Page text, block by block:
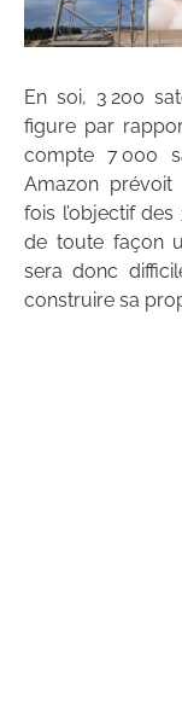
En soi, 3 200
figure par
compte 7 000
Amazon prévoit
fois l’objectif
de toute façon
sera donc
construire sa